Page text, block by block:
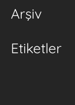
Arşiv
Etiketler